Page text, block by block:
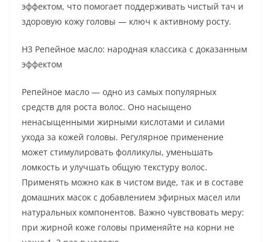
эффектом, что помогает поддерживать чистый тач и
здоровую кожу головы — ключ к активному росту.
H3 Репейное масло: народная классика с доказанным
эффектом
Репейное масло — одно из самых популярных
средств для роста волос. Оно насыщено
ненасыщенными жирными кислотами и силами
ухода за кожей головы. Регулярное применение
может стимулировать фолликулы, уменьшать
ломкость и улучшать общую текстуру волос.
Применять можно как в чистом виде, так и в составе
домашних масок с добавлением эфирных масел или
натуральных компонентов. Важно чувствовать меру:
при жирной коже головы применяйте на корни не